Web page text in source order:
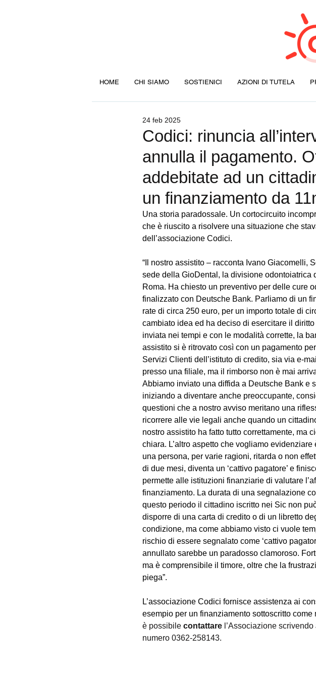
HOME CHI SIAMO SOSTIENICI AZIONI DI TUTELA
Codici: rinuncia
annulla il pagamento.
addebitate ad un
un finanziamento da
24 feb 2025
Una storia paradossale. Un cortocircuito
che è riuscito a risolvere una situazione che
dell’associazione Codici.
“Il nostro assistito – racconta Ivano Giacomelli,
sede della GioDental, la divisione odontoiatrica
Roma. Ha chiesto un preventivo per delle cure
finalizzato con Deutsche Bank. Parliamo di un
rate di circa 250 euro, per un importo totale di
cambiato idea ed ha deciso di esercitare il
inviata nei tempi e con le modalità corrette, la
assistito si è ritrovato così con un pagamento
Servizi Clienti dell’istituto di credito, sia via e-
presso una filiale, ma il rimborso non è mai
Abbiamo inviato una diffida a Deutsche Bank e
iniziando a diventare anche preoccupante,
questioni che a nostro avviso meritano una
ricorrere alle vie legali anche quando un
nostro assistito ha fatto tutto correttamente, ma
chiara. L’altro aspetto che vogliamo
una persona, per varie ragioni, ritarda o non
di due mesi, diventa un ‘cattivo pagatore’ e
permette alle istituzioni finanziarie di valutare
finanziamento. La durata di una segnalazione
questo periodo il cittadino iscritto nei Sic non
disporre di una carta di credito o di un libretto
condizione, ma come abbiamo visto ci vuole
rischio di essere segnalato come ‘cattivo
annullato sarebbe un paradosso clamoroso.
ma è comprensibile il timore, oltre che la
piega”.
L’associazione Codici fornisce assistenza ai
esempio per un finanziamento sottoscritto
è possibile contattare l’Associazione scrivendo
numero 0362-258143.